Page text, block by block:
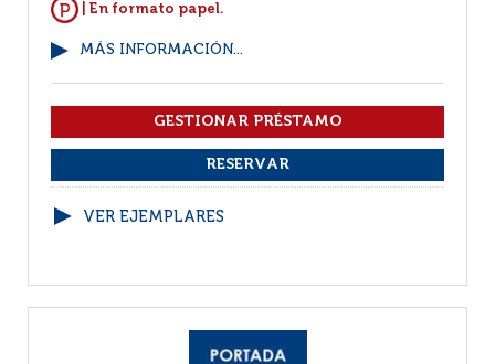
| En formato papel.
MÁS INFORMACIÓN...
VER EJEMPLARES